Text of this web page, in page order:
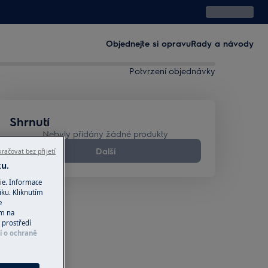
Objednejte si opravuRady a návody
Potvrzení objednávky
Shrnutí
Nebyly přidány žádné produkty
Další
Informace
Kliknutím
na
prostředí
o ochraně
bez přijetí